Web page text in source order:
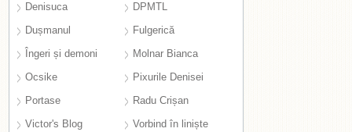
Denisuca
DPMTL
Dușmanul
Fulgerică
Îngeri și demoni
Molnar Bianca
Ocsike
Pixurile Denisei
Portase
Radu Crișan
Victor's Blog
Vorbind în liniște